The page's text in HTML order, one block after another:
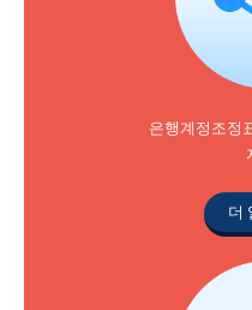
은행계정조정
더